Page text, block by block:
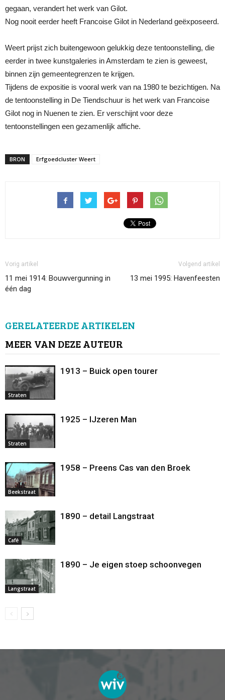
gegaan, verandert het werk van Gilot.
Nog nooit eerder heeft Francoise Gilot in Nederland geëxposeerd.
Weert prijst zich buitengewoon gelukkig deze tentoonstelling, die
eerder in twee kunstgaleries in Amsterdam te zien is geweest,
binnen zijn gemeentegrenzen te krijgen.
Tijdens de expositie is vooral werk van na 1980 te bezichtigen. Na
de tentoonstelling in De Tiendschuur is het werk van Francoise
Gilot nog in Nuenen te zien. Er verschijnt voor deze
tentoonstellingen een gezamenlijk affiche.
BRON Erfgoedcluster Weert
Vorig artikel
11 mei 1914: Bouwvergunning in
één dag
Volgend artikel
13 mei 1995: Havenfeesten
GERELATEERDE ARTIKELEN
MEER VAN DEZE AUTEUR
Straten
1913 – Buick open tourer
Straten
1925 – IJzeren Man
Beekstraat
1958 – Preens Cas van den Broek
Café
1890 – detail Langstraat
Langstraat
1890 – Je eigen stoep schoonvegen